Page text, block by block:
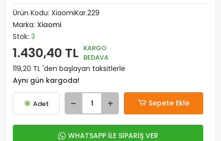
Ürün Kodu: XiaomiKar.229
Marka: Xiaomi
Stok: 3
1.430,40 TL KARGO
BEDAVA
119,20 TL 'den başlayan taksitlerle
Aynı gün kargoda!
Adet Sepete Ekle
WHATSAPP İLE SİPARİŞ VER